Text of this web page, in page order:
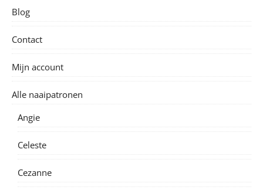
Blog
Contact
Mijn account
Alle naaipatronen
Angie
Celeste
Cezanne